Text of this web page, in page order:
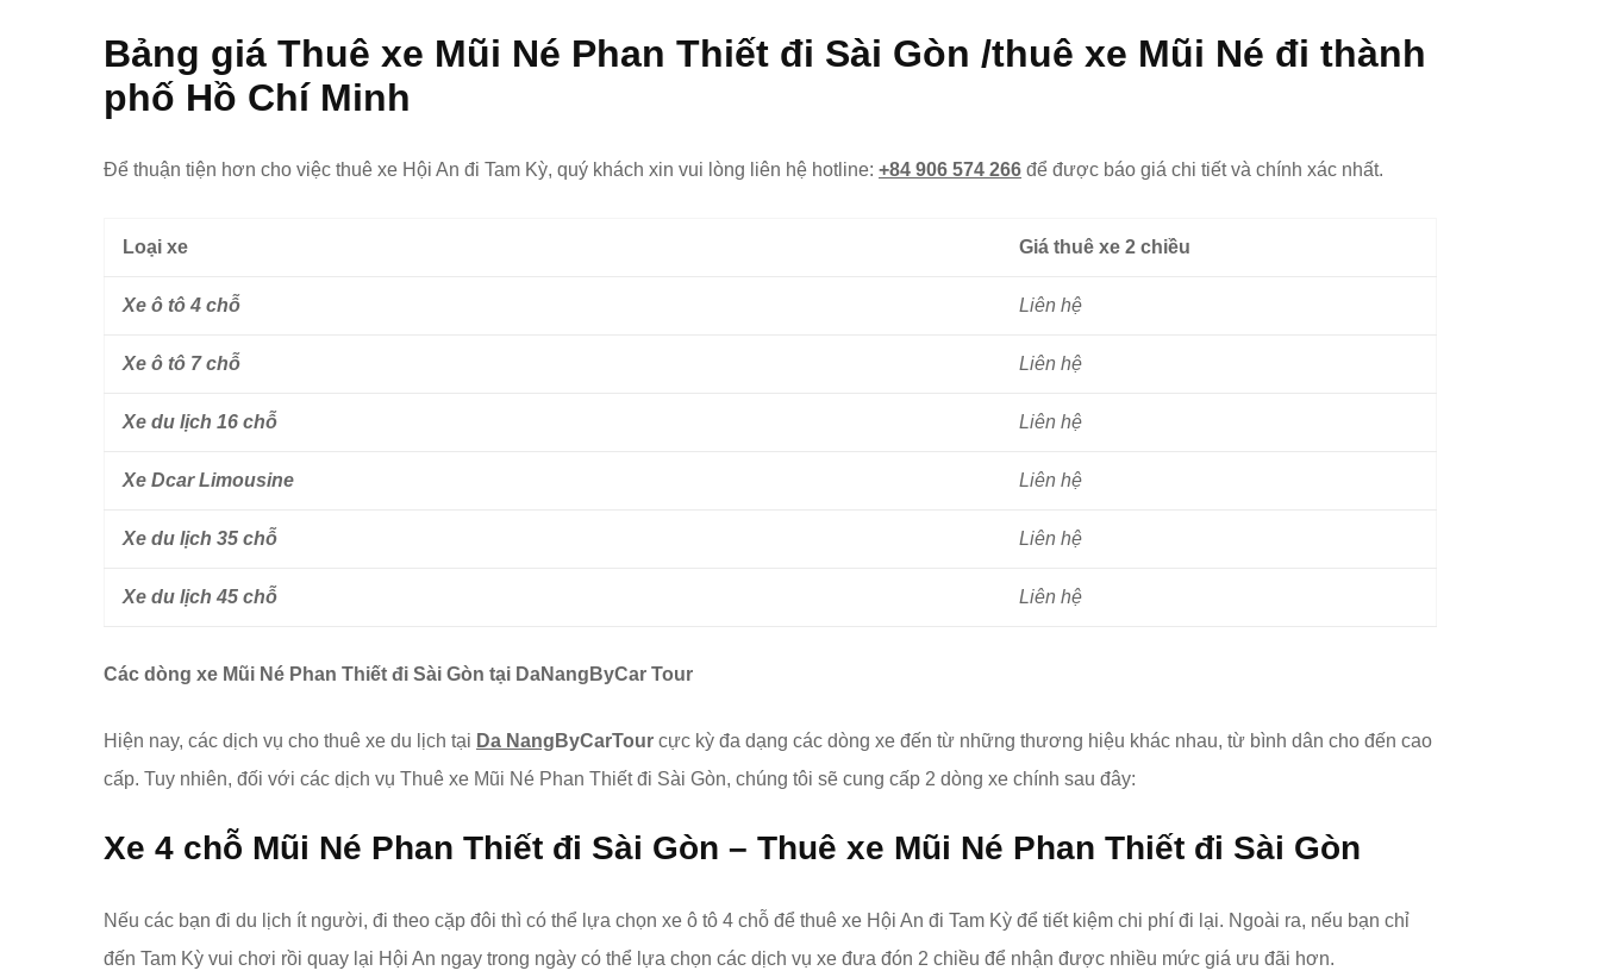
Bảng giá Thuê xe Mũi Né Phan Thiết đi Sài Gòn /thuê xe Mũi Né đi thành
phố Hồ Chí Minh
Để thuận tiện hơn cho việc thuê xe Hội An đi Tam Kỳ, quý khách xin vui lòng liên hệ hotline: +84 906 574 266 để được báo giá chi tiết và chính xác nhất.
Loại xe Giá thuê xe 2 chiều
Xe ô tô 4 chỗ Liên hệ
Xe ô tô 7 chỗ Liên hệ
Xe du lịch 16 chỗ Liên hệ
Xe Dcar Limousine Liên hệ
Xe du lịch 35 chỗ Liên hệ
Xe du lịch 45 chỗ Liên hệ
Các dòng xe Mũi Né Phan Thiết đi Sài Gòn tại DaNangByCar Tour
Hiện nay, các dịch vụ cho thuê xe du lịch tại Da Nang ByCarTour cực kỳ đa dạng các dòng xe đến từ những thương hiệu khác nhau, từ bình dân cho đến cao
cấp. Tuy nhiên, đối với các dịch vụ Thuê xe Mũi Né Phan Thiết đi Sài Gòn, chúng tôi sẽ cung cấp 2 dòng xe chính sau đây:
Xe 4 chỗ Mũi Né Phan Thiết đi Sài Gòn – Thuê xe Mũi Né Phan Thiết đi Sài Gòn
Nếu các bạn đi du lịch ít người, đi theo cặp đôi thì có thể lựa chọn xe ô tô 4 chỗ để thuê xe Hội An đi Tam Kỳ để tiết kiệm chi phí đi lại. Ngoài ra, nếu bạn chỉ
đến Tam Kỳ vui chơi rồi quay lại Hội An ngay trong ngày có thể lựa chọn các dịch vụ xe đưa đón 2 chiều để nhận được nhiều mức giá ưu đãi hơn.